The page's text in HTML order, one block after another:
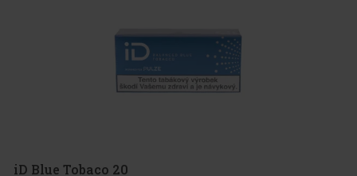
iD Blue Tobaco 20